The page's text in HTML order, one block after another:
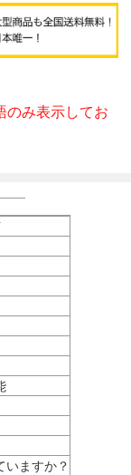
のみ表示してお
いますか？